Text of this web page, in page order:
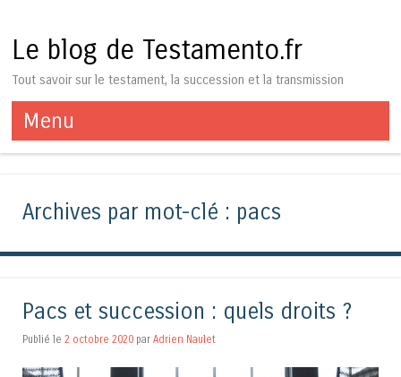
Le blog de Testamento.fr
Tout savoir sur le testament, la succession et la transmission
Menu
Aller au contenu
Archives par mot-clé : pacs
Pacs et succession : quels droits ?
Publié le 2 octobre 2020 par Adrien Naulet